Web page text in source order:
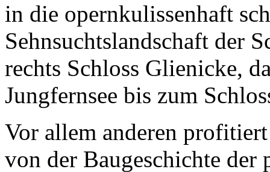
in die opernkulissenhaft
Sehnsuchtslandschaft der
rechts Schloss Glienicke,
Jungfernsee bis zum
Vor allem anderen
von der Baugeschichte der